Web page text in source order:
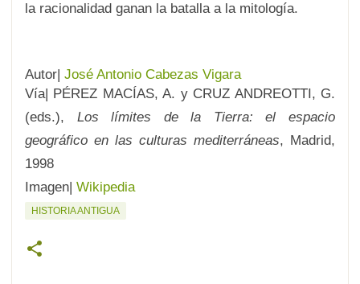
la racionalidad ganan la batalla a la mitología.
Autor| José Antonio Cabezas Vigara
Vía| PÉREZ MACÍAS, A. y CRUZ ANDREOTTI, G.
(eds.), Los límites de la Tierra: el espacio
geográfico en las culturas mediterráneas, Madrid,
1998
Imagen| Wikipedia
HISTORIA ANTIGUA